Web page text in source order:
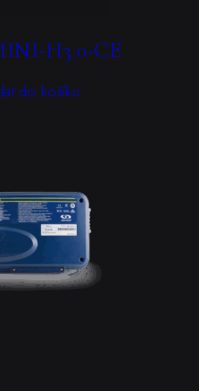
H3.0-CE
do košíku